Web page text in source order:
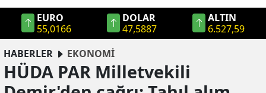
EURO
55,0166
DOLAR
47,5887
ALTIN
6.527,59
HABERLER
EKONOMİ
HÜDA PAR Milletvekili